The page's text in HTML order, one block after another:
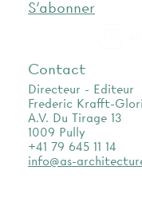
S'abonner
Contact
Directeur - Editeur
Frederic Krafft-
A.V. Du Tirage 13
1009 Pully
+41 79 645 11 14
info@as-